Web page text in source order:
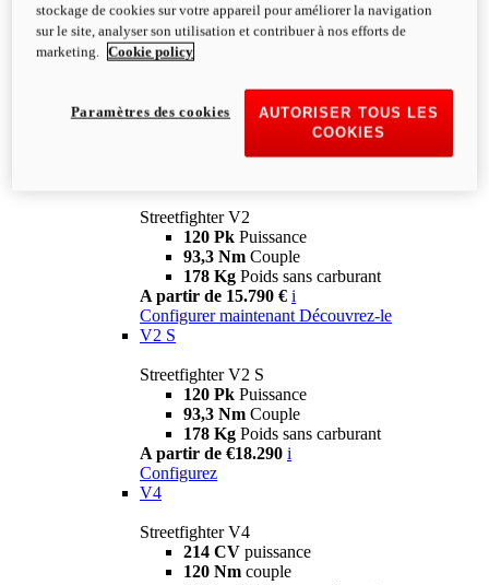
Streetfighter V2
120 Pk Puissance
93,3 Nm Couple
178 Kg Poids sans carburant
A partir de 15.790 € i
Configurer maintenant Découvrez-le
V2 S
Streetfighter V2 S
120 Pk Puissance
93,3 Nm Couple
178 Kg Poids sans carburant
A partir de €18.290 i
Configurez
V4
Streetfighter V4
214 CV puissance
120 Nm couple
stockage de cookies sur votre appareil pour améliorer la navigation
sur le site, analyser son utilisation et contribuer à nos efforts de
marketing.
Cookie policy
AUTORISER TOUS LES
COOKIES
Paramètres des cookies